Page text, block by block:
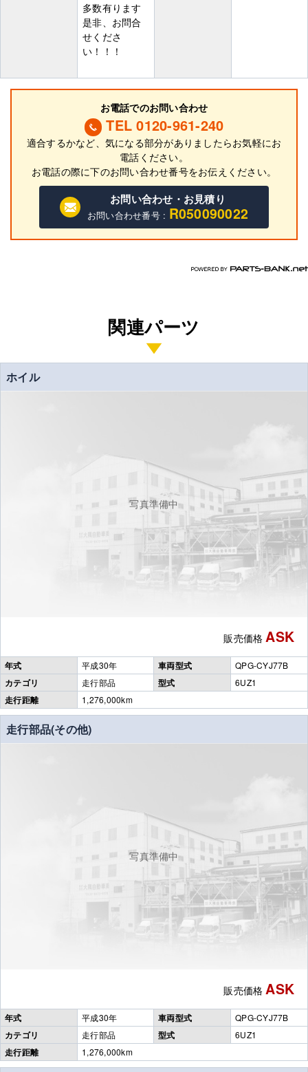
多数有ります
是非、お問合
せくださ
い！！！
お電話でのお問い合わせ
TEL 0120-961-240
適合するかなど、気になる部分がありましたらお気軽にお
電話ください。
お電話の際に下のお問い合わせ番号をお伝えください。
お問い合わせ・お見積り
お問い合わせ番号 : R050090022
関連パーツ
ホイル
写真準備中
販売価格 ASK
年式 平成30年 車両型式 QPG-CYJ77B
カテゴリ 走行部品 型式 6UZ1
走行距離 1,276,000km
走行部品(その他)
写真準備中
販売価格 ASK
年式 平成30年 車両型式 QPG-CYJ77B
カテゴリ 走行部品 型式 6UZ1
走行距離 1,276,000km